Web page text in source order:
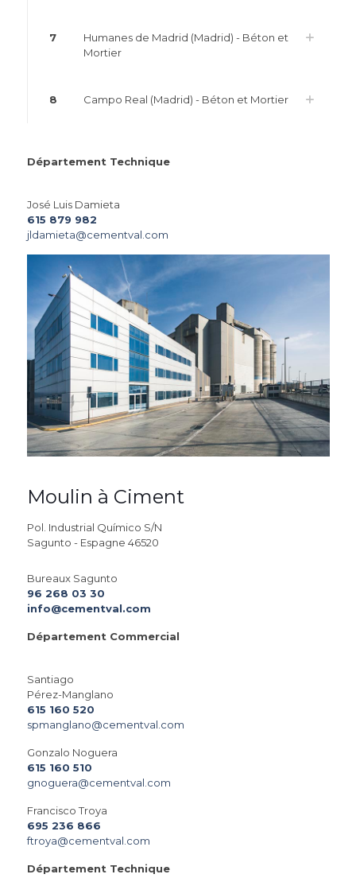
7
Humanes de Madrid (Madrid) - Béton et
Mortier
8 Campo Real (Madrid) - Béton et Mortier
Département Technique
José Luis Damieta
615 879 982
jldamieta@cementval.com
Moulin à Ciment
Pol. Industrial Químico S/N
Sagunto - Espagne 46520
Bureaux Sagunto
96 268 03 30
info@cementval.com
Département Commercial
Santiago
Pérez-Manglano
615 160 520
spmanglano@cementval.com
Gonzalo Noguera
615 160 510
gnoguera@cementval.com
Francisco Troya
695 236 866
ftroya@cementval.com
Département Technique